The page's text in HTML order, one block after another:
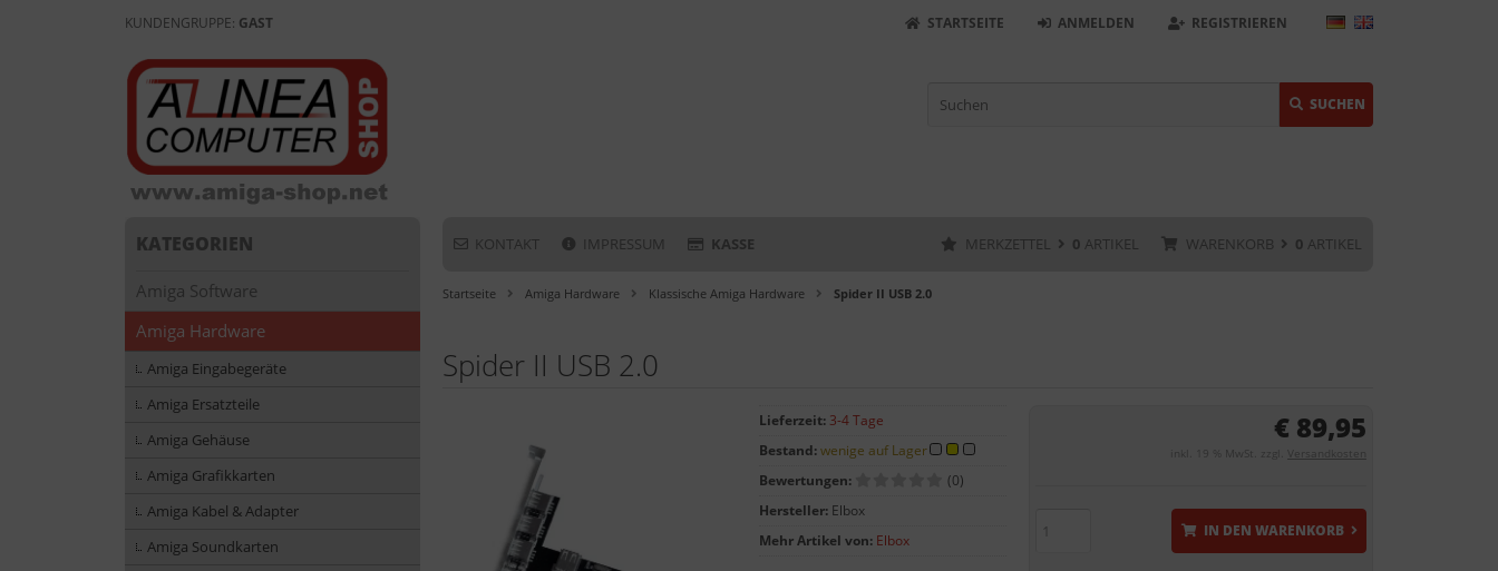
KUNDENGRUPPE: GAST REGISTRIEREN
ANMELDEN
STARTSEITE
SUCHEN
KONTAKT IMPRESSUM KASSE WARENKORB 0 ARTIKEL
MERKZETTEL 0 ARTIKEL
Startseite Amiga Hardware Klassische Amiga Hardware Spider II USB 2.0
Spider II USB 2.0
€ 89,95
inkl. 19 % MwSt. zzgl. Versandkosten
IN DEN WARENKORB
Lieferzeit: 3-4 Tage
Bestand:wenige auf Lager
Bewertungen:
(0)
Hersteller: Elbox
Mehr Artikel von: Elbox
KATEGORIEN
Amiga Software
Amiga Hardware
Amiga Eingabegeräte
Amiga Ersatzteile
Amiga Gehäuse
Amiga Grafikkarten
Amiga Kabel & Adapter
Amiga Soundkarten